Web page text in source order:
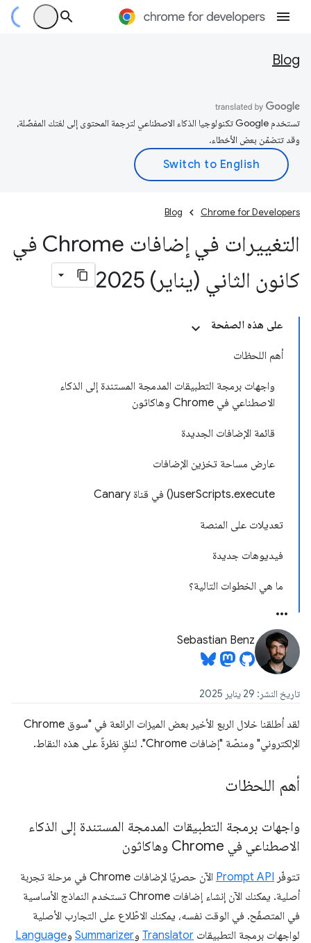
Blog
تستخدم Google تكنولوجيا الذكاء الاصطناعي لترجمة المحتوى إلى لغتك المفضّلة،
وقد تتضمّن بعض الأخطاء.
Chrome for Developers
Blog
التغييرات في إضافات Chrome في
كانون الثاني (يناير) 2025
على هذه الصفحة
أهم اللحظات
واجهات برمجة التطبيقات المدمجة المستندة إلى الذكاء
الاصطناعي في Chrome وهاكاثون
قائمة الإضافات الجديدة
عارض مساحة تخزين الإضافات
userScripts.execute() في قناة Canary
تعديلات على المنصة
فيديوهات جديدة
ما هي الخطوات التالية؟
Sebastian Benz
تاريخ النشر: 29 يناير 2025
لقد أطلقنا خلال الربع الأخير بعض الميزات الرائعة في "سوق Chrome
الإلكتروني" ومنصّة "إضافات Chrome". لنلقِ نظرةً على هذه النقاط.
أهم اللحظات
واجهات برمجة التطبيقات المدمجة المستندة إلى الذكاء
الاصطناعي في Chrome وهاكاثون
تتوفّر Prompt API
الآن حصريًا لإضافات Chrome في مرحلة تجربة
أصلية. يمكنك الآن إنشاء إضافات Chrome تستخدم النماذج الأساسية
في المتصفّح. في الوقت نفسه، يمكنك الاطّلاع على التجارب الأصلية
لواجهات برمجة التطبيقات Translator وSummarizer وLanguage